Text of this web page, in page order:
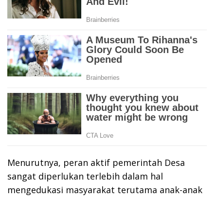
Menurutnya, peran aktif pemerintah Desa
sangat diperlukan terlebih dalam hal
mengedukasi masyarakat terutama anak-anak